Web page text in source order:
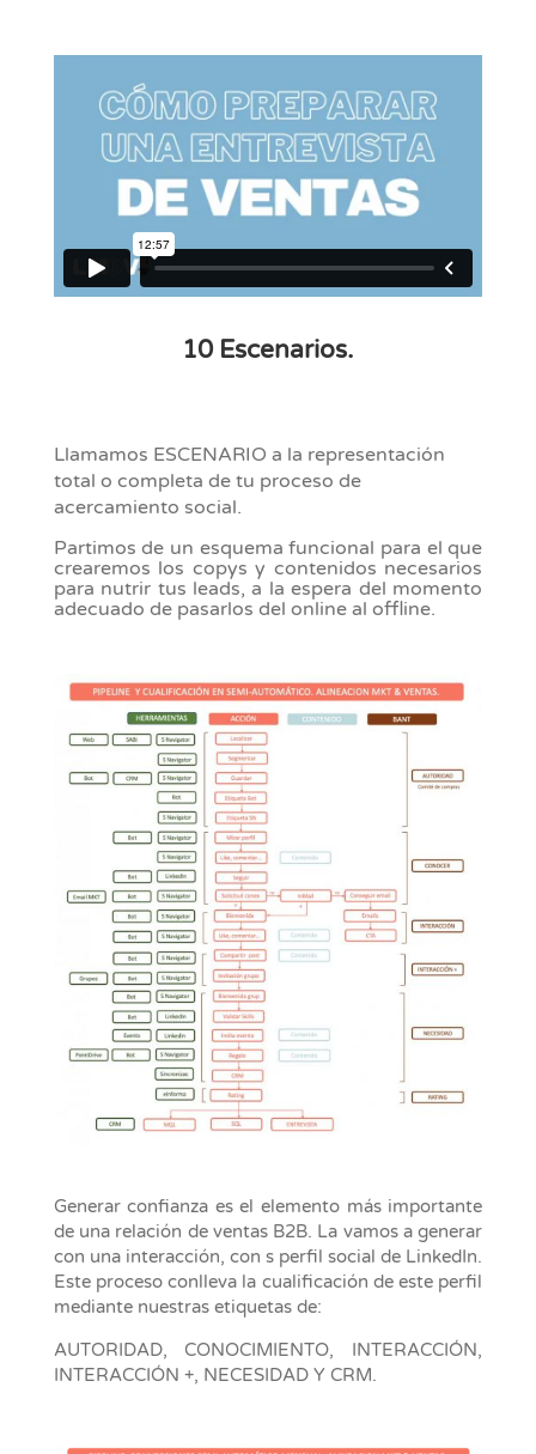
10 Escenarios.
Llamamos ESCENARIO a la representación
total o completa de tu proceso de
acercamiento social.
Partimos de un esquema funcional para el que
crearemos los copys y contenidos necesarios
para nutrir tus leads, a la espera del momento
adecuado de pasarlos del online al offline.
Generar confianza es el elemento más importante
de una relación de ventas B2B. La vamos a generar
con una interacción, con s perfil social de LinkedIn.
Este proceso conlleva la cualificación de este perfil
mediante nuestras etiquetas de:
AUTORIDAD, CONOCIMIENTO, INTERACCIÓN,
INTERACCIÓN +, NECESIDAD Y CRM.